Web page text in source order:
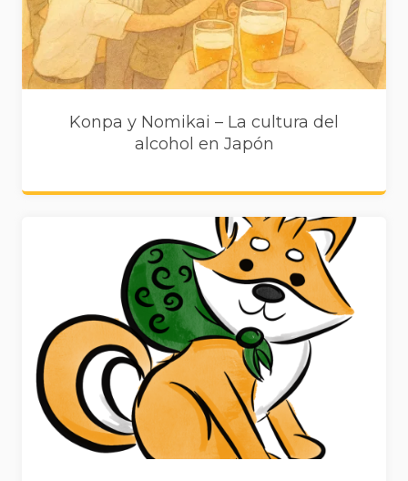
Konpa y Nomikai – La cultura del
alcohol en Japón